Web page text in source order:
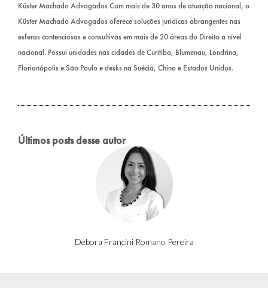
Debora Francini Romano Pereira
Küster Machado Advogados Com mais de 30 anos de atuação nacional, o
Küster Machado Advogados oferece soluções jurídicas abrangentes nas
esferas contenciosas e consultivas em mais de 20 áreas do Direito a nível
nacional. Possui unidades nas cidades de Curitiba, Blumenau, Londrina,
Florianópolis e São Paulo e desks na Suécia, China e Estados Unidos.
Últimos posts desse autor